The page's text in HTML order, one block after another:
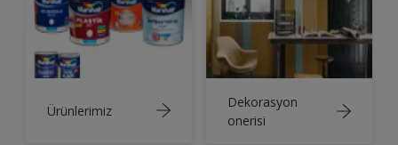
Ürünlerimiz
Dekorasyon
onerisi